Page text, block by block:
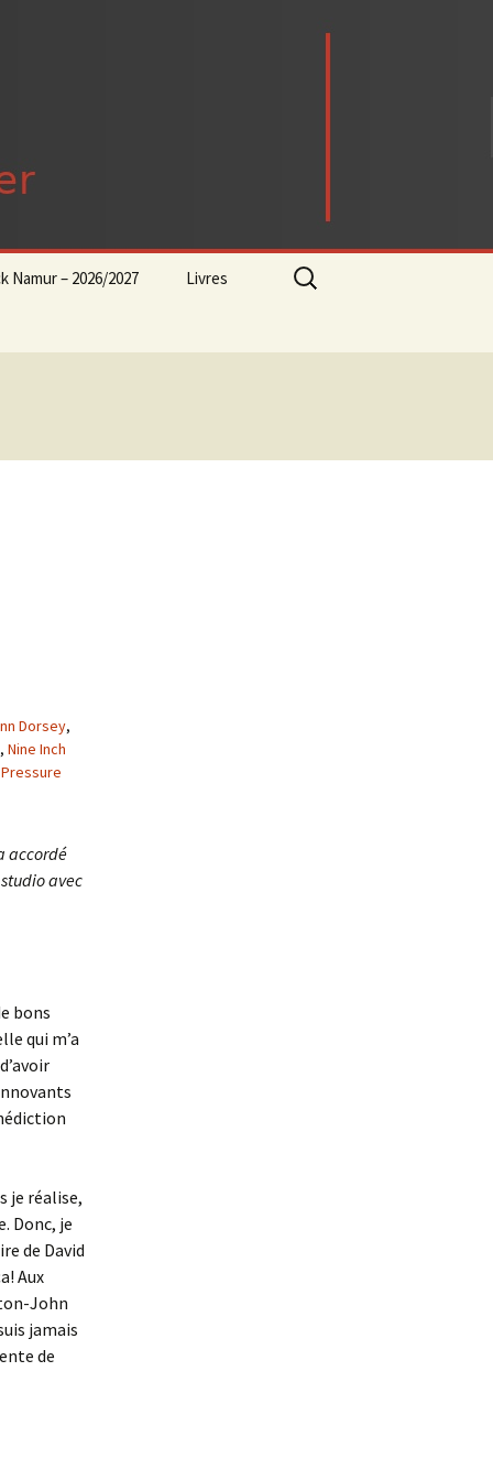
Namur – 2026/2027 Livres
Rechercher :
Dorsey,
, Nine Inch
accordé
avec
bons
qui m’a
je réalise,
Donc, je
de David
Aux
John
jamais
de